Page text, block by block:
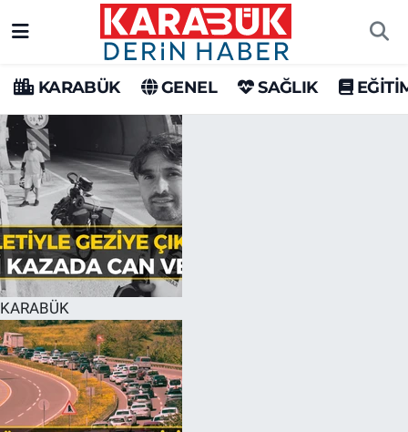
KARABÜK GENEL SAĞLIK
KARABÜK
Karabük Hava Durumu
Karabük Trafik Yoğunluk Haritası
Süper Lig Puan Durumu ve Fikstür
Tüm Manşetler
Son Dakika Haberleri
Haber Arşivi